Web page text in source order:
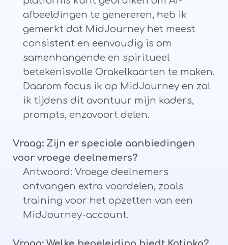
afbeeldingen te genereren, heb ik
gemerkt dat MidJourney het meest
consistent en eenvoudig is om
samenhangende en spiritueel
betekenisvolle Orakelkaarten te maken.
Daarom focus ik op MidJourney en zal
ik tijdens dit avontuur mijn kaders,
prompts, enzovoort delen.
Vraag: Zijn er speciale aanbiedingen
voor vroege deelnemers?
Antwoord: Vroege deelnemers
ontvangen extra voordelen, zoals
training voor het opzetten van een
MidJourney-account.